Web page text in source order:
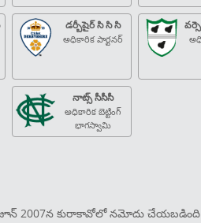
డర్బీషైర్ సి సి సి
అధికారిక పార్టనర్
నాట్స్ సీసీసీ
అధికారిక బెట్టింగ్
భాగస్వామి
కురాకావోలో నమోదు చేయబడింది